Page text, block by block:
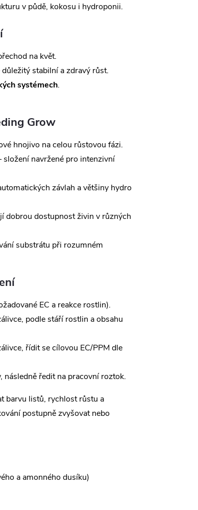
v půdě, kokosu i hydroponii.
na květ.
stabilní a zdravý růst.
systémech.
Grow
hnojivo na celou růstovou fázi.
složení navržené pro intenzivní
závlah a většiny hydro
dobrou dostupnost živin v různých
substrátu při rozumném
EC a reakce rostlin).
podle stáří rostlin a obsahu
řídit se cílovou EC/PPM dle
ředit na pracovní roztok.
barvu listů, rychlost růstu a
postupně zvyšovat nebo
a amonného dusíku)